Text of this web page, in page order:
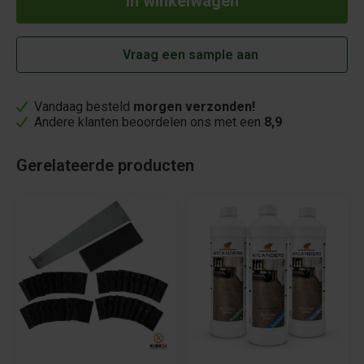
Vraag een sample aan
Vandaag besteld morgen verzonden!
Andere klanten beoordelen ons met een 8,9
Gerelateerde producten